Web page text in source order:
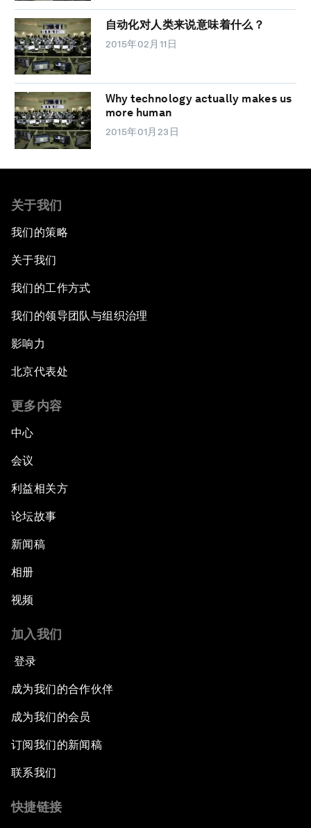
自动化对人类来说意味着什么？
2015年02月11日
Why technology actually makes us
more human
2015年01月23日
关于我们
我们的策略
关于我们
我们的工作方式
我们的领导团队与组织治理
影响力
北京代表处
更多内容
中心
会议
利益相关方
论坛故事
新闻稿
相册
视频
加入我们
登录
成为我们的合作伙伴
成为我们的会员
订阅我们的新闻稿
联系我们
快捷链接